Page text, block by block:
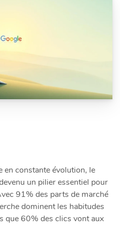
en constante évolution, le
un pilier essentiel pour
91% des parts de marché
dominent les habitudes
que 60% des clics vont aux